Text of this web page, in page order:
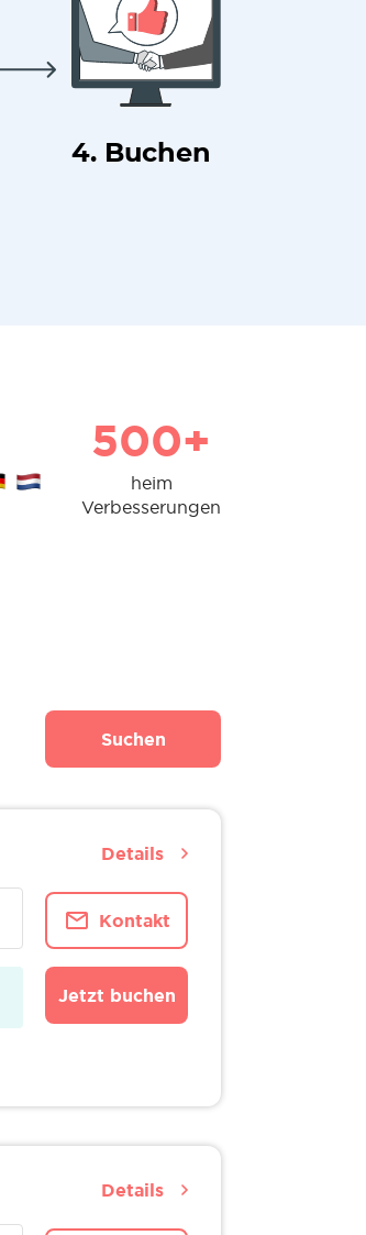
4. Buchen
500+
heim
Verbesserungen
Suchen
Kontakt
Jetzt buchen
Details
Details